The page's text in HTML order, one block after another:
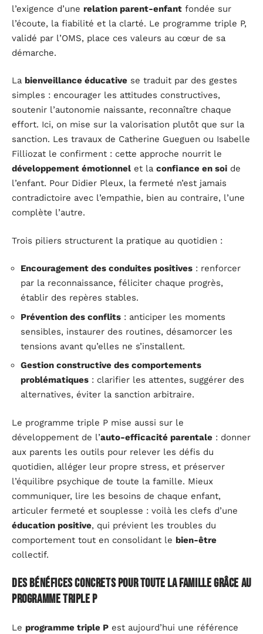
l’exigence d’une relation parent-enfant fondée sur
l’écoute, la fiabilité et la clarté. Le programme triple P,
validé par l’OMS, place ces valeurs au cœur de sa
démarche.
La bienveillance éducative se traduit par des gestes
simples : encourager les attitudes constructives,
soutenir l’autonomie naissante, reconnaître chaque
effort. Ici, on mise sur la valorisation plutôt que sur la
sanction. Les travaux de Catherine Gueguen ou Isabelle
Filliozat le confirment : cette approche nourrit le
développement émotionnel et la confiance en soi de
l’enfant. Pour Didier Pleux, la fermeté n’est jamais
contradictoire avec l’empathie, bien au contraire, l’une
complète l’autre.
Trois piliers structurent la pratique au quotidien :
Encouragement des conduites positives : renforcer
par la reconnaissance, féliciter chaque progrès,
établir des repères stables.
Prévention des conflits : anticiper les moments
sensibles, instaurer des routines, désamorcer les
tensions avant qu’elles ne s’installent.
Gestion constructive des comportements
problématiques : clarifier les attentes, suggérer des
alternatives, éviter la sanction arbitraire.
Le programme triple P mise aussi sur le
développement de l’auto-efficacité parentale : donner
aux parents les outils pour relever les défis du
quotidien, alléger leur propre stress, et préserver
l’équilibre psychique de toute la famille. Mieux
communiquer, lire les besoins de chaque enfant,
articuler fermeté et souplesse : voilà les clefs d’une
éducation positive, qui prévient les troubles du
comportement tout en consolidant le bien-être
collectif.
Des bénéfices concrets pour toute la famille grâce au
programme triple P
Le programme triple P est aujourd’hui une référence